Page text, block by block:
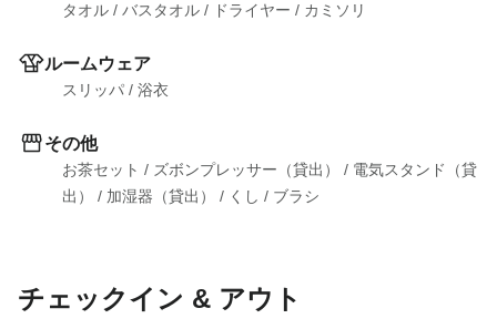
タオル / バスタオル / ドライヤー / カミソリ
ルームウェア
スリッパ / 浴衣
その他
お茶セット / ズボンプレッサー（貸出） / 電気スタンド（貸
出）
/ 加湿器（貸出） / くし / ブラシ
チェックイン & アウト